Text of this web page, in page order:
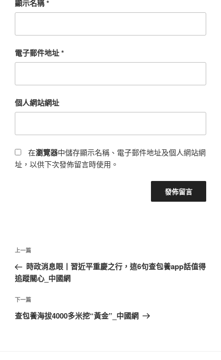
顯示名稱*
電子郵件地址*
個人網站網址
在瀏覽器中儲存顯示名稱、電子郵件地址及個人網站網
址，以供下次發佈留言時使用。
文
導
覽
上
一
篇
章
上一篇
時政消息眼丨習近平重慶之行，這6句查包養app話值得
追蹤關心_中國網
下
一
下一篇
查包養海拔4000多米挖“黃金”_中國網